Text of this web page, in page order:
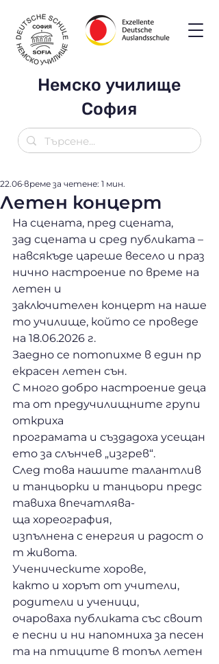
Немско училище
София
Летен концерт
22.06 време за четене: 1 мин.
На сцената, пред сцената,
зад сцената и сред публиката –
навсякъде цареше весело и праз
нично настроение по време на
летен и
заключителен концерт на наше
то училище, който се проведе
на 18.06.2026 г.
Заедно се потопихме в един пр
екрасен летен сън.
С много добро настроение деца
та от предучилищните групи
откриха
програмата и създадоха усещан
ето за слънчев „изгрев“.
След това нашите талантлив
и танцьорки и танцьори предс
тавиха впечатлява-
ща хореография,
изпълнена с енергия и радост о
т живота.
Ученическите хорове,
както и хорът от учители,
родители и ученици,
очароваха публиката със своит
е песни и ни напомниха за песен
та на птиците в топъл летен